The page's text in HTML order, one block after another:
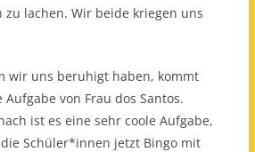
lachen. Wir beide kriegen uns
wir uns beruhigt haben, kommt
von Frau dos Santos.
ist es eine sehr coole Aufgabe,
Schüler*innen jetzt Bingo mit